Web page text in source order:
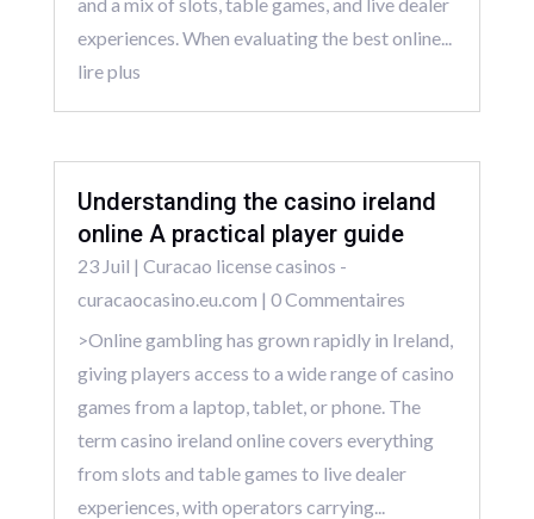
experiences. When evaluating the best online...
lire plus
Understanding the casino ireland
online A practical player guide
23 Juil | Curacao license casinos -
curacaocasino.eu.com | 0 Commentaires
>Online gambling has grown rapidly in Ireland,
giving players access to a wide range of casino
games from a laptop, tablet, or phone. The
term casino ireland online covers everything
from slots and table games to live dealer
experiences, with operators carrying...